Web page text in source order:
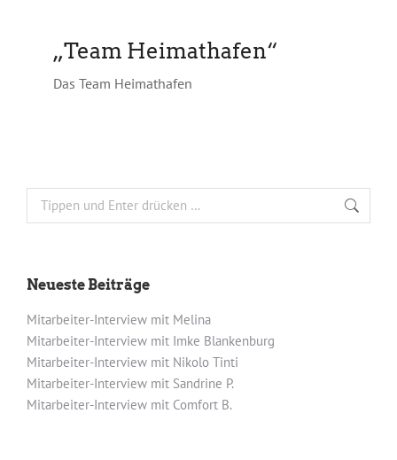
„Team Heimathafen“
Das Team Heimathafen
Neueste Beiträge
Mitarbeiter-Interview mit Melina
Mitarbeiter-Interview mit Imke Blankenburg
Mitarbeiter-Interview mit Nikolo Tinti
Mitarbeiter-Interview mit Sandrine P.
Mitarbeiter-Interview mit Comfort B.